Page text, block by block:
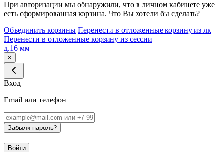
При авторизации мы обнаружили, что в личном кабинете уже
есть сформированная корзина. Что Вы хотели бы сделать?
Объединить корзины Перенести в отложенные корзину из лк
Перенести в отложенные корзину из сессии
д.16 мм
×
Вход
Email или телефон
Забыли пароль?
Войти